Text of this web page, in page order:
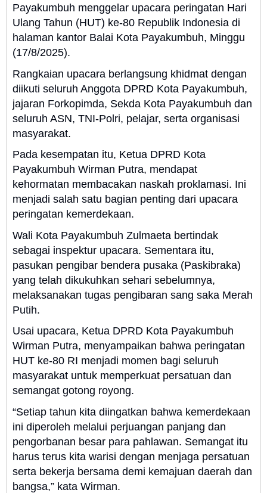
Payakumbuh menggelar upacara peringatan Hari
Ulang Tahun (HUT) ke-80 Republik Indonesia di
halaman kantor Balai Kota Payakumbuh, Minggu
(17/8/2025).
Rangkaian upacara berlangsung khidmat dengan
diikuti seluruh Anggota DPRD Kota Payakumbuh,
jajaran Forkopimda, Sekda Kota Payakumbuh dan
seluruh ASN, TNI-Polri, pelajar, serta organisasi
masyarakat.
Pada kesempatan itu, Ketua DPRD Kota
Payakumbuh Wirman Putra, mendapat
kehormatan membacakan naskah proklamasi. Ini
menjadi salah satu bagian penting dari upacara
peringatan kemerdekaan.
Wali Kota Payakumbuh Zulmaeta bertindak
sebagai inspektur upacara. Sementara itu,
pasukan pengibar bendera pusaka (Paskibraka)
yang telah dikukuhkan sehari sebelumnya,
melaksanakan tugas pengibaran sang saka Merah
Putih.
Usai upacara, Ketua DPRD Kota Payakumbuh
Wirman Putra, menyampaikan bahwa peringatan
HUT ke-80 RI menjadi momen bagi seluruh
masyarakat untuk memperkuat persatuan dan
semangat gotong royong.
“Setiap tahun kita diingatkan bahwa kemerdekaan
ini diperoleh melalui perjuangan panjang dan
pengorbanan besar para pahlawan. Semangat itu
harus terus kita warisi dengan menjaga persatuan
serta bekerja bersama demi kemajuan daerah dan
bangsa,” kata Wirman.